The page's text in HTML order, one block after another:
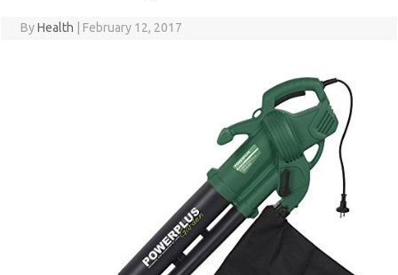
ByHealth February 12, 2017